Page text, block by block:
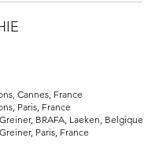
Cannes, France
Paris, France
BRAFA, Laeken, Belgique
Paris, France